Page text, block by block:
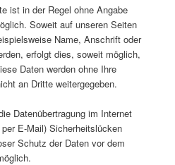
ist in der Regel ohne Angabe
Soweit auf unseren Seiten
Name, Anschrift oder
erfolgt dies, soweit möglich,
Daten werden ohne Ihre
an Dritte weitergegeben.
Datenübertragung im Internet
E-Mail) Sicherheitslücken
Schutz der Daten vor dem